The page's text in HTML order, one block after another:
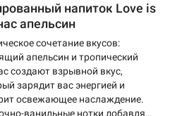
жвачку Love Is.
напиток Love is
апельсин
сочетание вкусов:
апельсин и тропический
создают взрывной вкус,
зарядит вас энергией и
освежающее наслаждение.
ванильные нотки добавляют